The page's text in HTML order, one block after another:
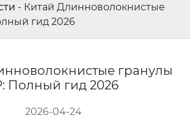
- Китай Длинноволокнистые
гид 2026
гранулы
Полный гид 2026
2026-04-24